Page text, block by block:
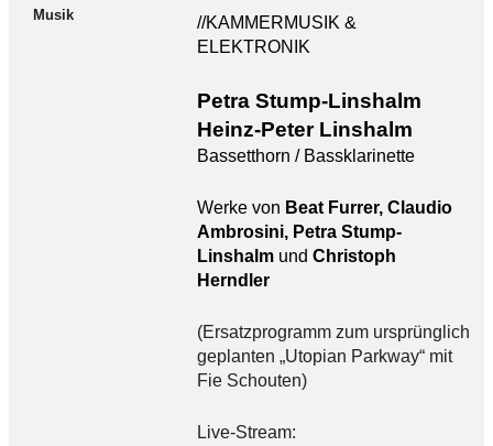
Musik
//KAMMERMUSIK &
ELEKTRONIK
Petra Stump-Linshalm
Heinz-Peter Linshalm
Bassetthorn / Bassklarinette
Werke von Beat Furrer, Claudio
Ambrosini, Petra Stump-
Linshalm und Christoph
Herndler
(Ersatzprogramm zum ursprünglich
geplanten „Utopian Parkway“ mit
Fie Schouten)
Live-Stream: